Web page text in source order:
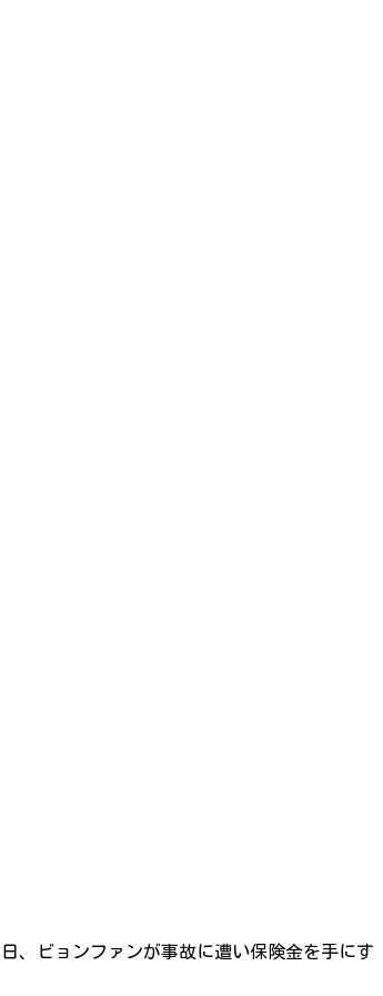
ビョンファンが事故に遭い保険金を手にす